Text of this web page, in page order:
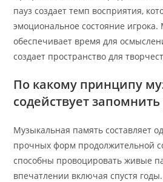
пауз создает темп восприятия,
эмоциональное состояние
обеспечивает время для
создает пространство для
По какому принципу
содействует
Музыкальная память составляет
прочных форм продолжительной
способны провоцировать живые
впечатлении включая спустя